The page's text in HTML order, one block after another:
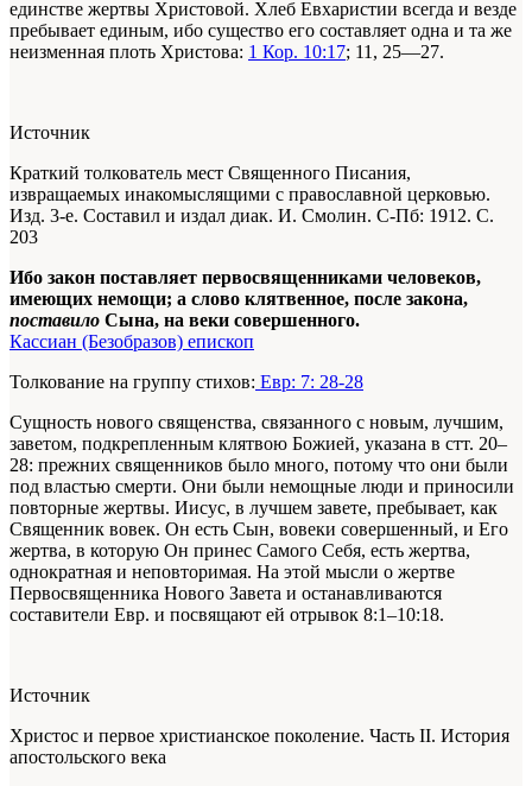
единстве жертвы Христовой. Хлеб Евхаристии всегда и везде
пребывает единым, ибо существо его составляет одна и та же
неизменная плоть Христова: 1 Кор. 10:17; 11, 25—27.
Источник
Краткий толкователь мест Священного Писания,
извращаемых инакомыслящими с православной церковью.
Изд. 3-е. Составил и издал диак. И. Смолин. С-Пб: 1912. С.
203
Ибо закон поставляет первосвященниками человеков,
имеющих немощи; а слово клятвенное, после закона,
поставило Сына, на веки совершенного.
Кассиан (Безобразов) епископ
Толкование на группу стихов: Евр: 7: 28-28
Сущность нового священства, связанного с новым, лучшим,
заветом, подкрепленным клятвою Божией, указана в стт. 20–
28: прежних священников было много, потому что они были
под властью смерти. Они были немощные люди и приносили
повторные жертвы. Иисус, в лучшем завете, пребывает, как
Священник вовек. Он есть Сын, вовеки совершенный, и Его
жертва, в которую Он принес Самого Себя, есть жертва,
однократная и неповторимая. На этой мысли о жертве
Первосвященника Нового Завета и останавливаются
составители Евр. и посвящают ей отрывок 8:1–10:18.
Источник
Христос и первое христианское поколение. Часть II. История
апостольского века